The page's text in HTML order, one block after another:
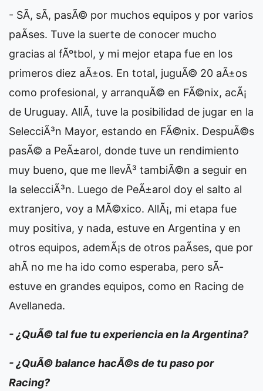
- SÃ­, sÃ­, pasÃ© por muchos equipos y por varios
paÃ­ses. Tuve la suerte de conocer mucho
gracias al fÃºtbol, y mi mejor etapa fue en los
primeros diez aÃ±os. En total, juguÃ© 20 aÃ±os
como profesional, y arranquÃ© en FÃ©nix, acÃ¡
de Uruguay. AllÃ­, tuve la posibilidad de jugar en la
SelecciÃ³n Mayor, estando en FÃ©nix. DespuÃ©s
pasÃ© a PeÃ±arol, donde tuve un rendimiento
muy bueno, que me llevÃ³ tambiÃ©n a seguir en
la selecciÃ³n. Luego de PeÃ±arol doy el salto al
extranjero, voy a MÃ©xico. AllÃ¡, mi etapa fue
muy positiva, y nada, estuve en Argentina y en
otros equipos, ademÃ¡s de otros paÃ­ses, que por
ahÃ­ no me ha ido como esperaba, pero sÃ­
estuve en grandes equipos, como en Racing de
Avellaneda.
- ¿QuÃ© tal fue tu experiencia en la Argentina?
- ¿QuÃ© balance hacÃ©s de tu paso por
Racing?